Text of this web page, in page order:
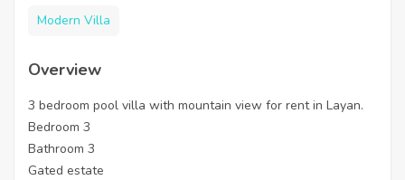
Modern Villa
Overview
3 bedroom pool villa with mountain view for rent in Layan.
Bedroom 3
Bathroom 3
Gated estate